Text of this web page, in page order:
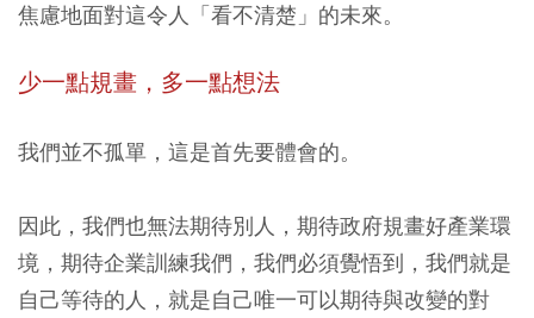
焦慮地面對這令人「看不清楚」的未來。
少一點規畫，多一點想法
我們並不孤單，這是首先要體會的。
因此，我們也無法期待別人，期待政府規畫好產業環
境，期待企業訓練我們，我們必須覺悟到，我們就是
自己等待的人，就是自己唯一可以期待與改變的對